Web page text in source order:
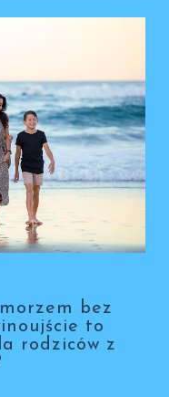
bez
to
rodziców z